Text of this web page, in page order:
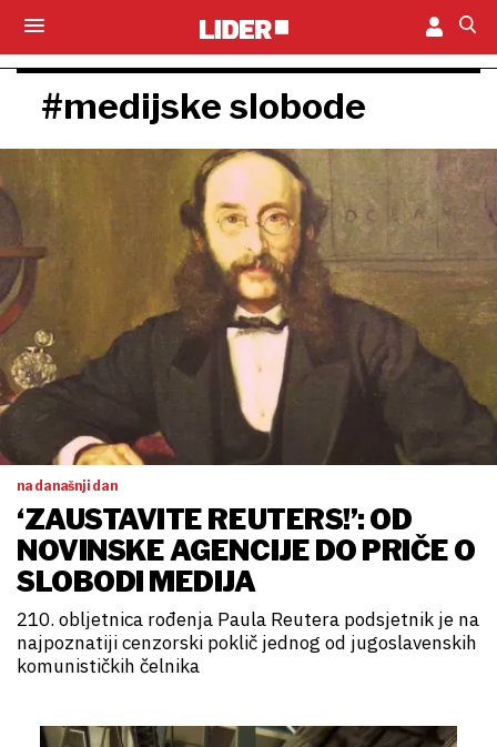
#medijske slobode
na današnji dan
‘ZAUSTAVITE REUTERS!’: OD
NOVINSKE AGENCIJE DO PRIČE O
SLOBODI MEDIJA
210. obljetnica rođenja Paula Reutera podsjetnik je na
najpoznatiji cenzorski poklič jednog od jugoslavenskih
komunističkih čelnika